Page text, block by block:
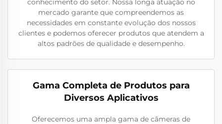
conhecimento do setor. Nossa longa atuação no
mercado garante que compreendemos as
necessidades em constante evolução dos nossos
clientes e podemos oferecer produtos que atendem a
altos padrões de qualidade e desempenho.
Gama Completa de Produtos para
Diversos Aplicativos
Oferecemos uma ampla gama de câmeras de